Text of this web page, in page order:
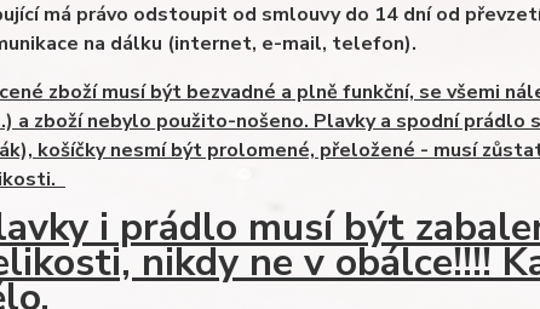
má právo odstoupit od smlouvy do 14 dní od
na dálku (internet, e-mail, telefon).
zboží musí být bezvadné a plně funkční, se všemi
a zboží nebylo použito-nošeno. Plavky a spodní
košíčky nesmí být prolomené, přeložené - musí
i prádlo musí být
nikdy ne v obálce!!!!